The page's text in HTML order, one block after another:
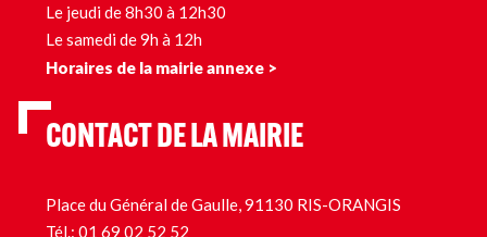
Le jeudi de 8h30 à 12h30
Le samedi de 9h à 12h
Horaires de la mairie annexe >
CONTACT DE LA MAIRIE
Place du Général de Gaulle, 91130 RIS-ORANGIS
Tél.: 01 69 02 52 52